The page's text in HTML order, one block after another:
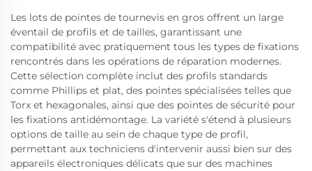
Les lots de pointes de tournevis en gros offrent un large
éventail de profils et de tailles, garantissant une
compatibilité avec pratiquement tous les types de fixations
rencontrés dans les opérations de réparation modernes.
Cette sélection complète inclut des profils standards
comme Phillips et plat, des pointes spécialisées telles que
Torx et hexagonales, ainsi que des pointes de sécurité pour
les fixations antidémontage. La variété s'étend à plusieurs
options de taille au sein de chaque type de profil,
permettant aux techniciens d'intervenir aussi bien sur des
appareils électroniques délicats que sur des machines